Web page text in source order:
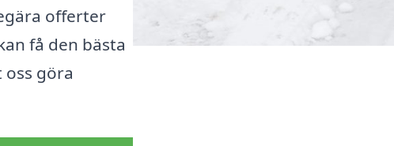
offerter
få den bästa
göra